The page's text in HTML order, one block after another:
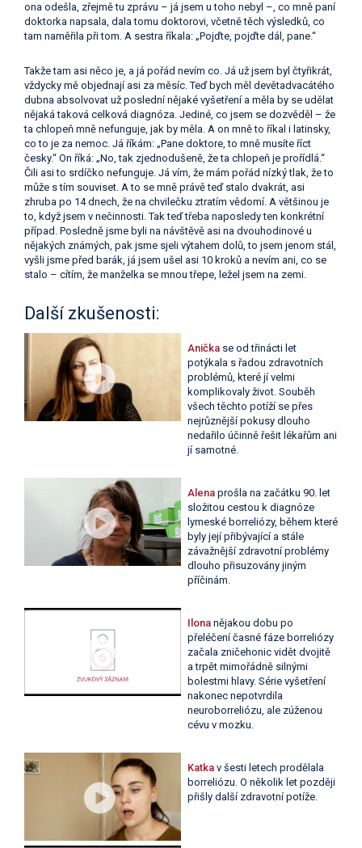
ona odešla, zřejmě tu zprávu – já jsem u toho nebyl –, co mně paní
doktorka napsala, dala tomu doktorovi, včetně těch výsledků, co
tam naměřila při tom. A sestra říkala: „Pojďte, pojďte dál, pane.“
Takže tam asi něco je, a já pořád nevím co. Já už jsem byl čtyřikrát,
vždycky mě objednají asi za měsíc. Teď bych měl devětadvacátého
dubna absolvovat už poslední nějaké vyšetření a měla by se udělat
nějaká taková celková diagnóza. Jediné, co jsem se dozvěděl – že
ta chlopeň mně nefunguje, jak by měla. A on mně to říkal i latinsky,
co to je za nemoc. Já říkám: „Pane doktore, to mně musíte říct
česky.“ On říká: „No, tak zjednodušeně, že ta chlopeň je prořídlá.“
Čili asi to srdíčko nefunguje. Já vím, že mám pořád nízký tlak, že to
může s tím souviset. A to se mně právě teď stalo dvakrát, asi
zhruba po 14 dnech, že na chvilečku ztratím vědomí. A většinou je
to, když jsem v nečinnosti. Tak teď třeba naposledy ten konkrétní
případ. Posledně jsme byli na návštěvě asi na dvouhodinové u
nějakých známých, pak jsme sjeli výtahem dolů, to jsem jenom stál,
vyšli jsme před barák, já jsem ušel asi 10 kroků a nevím ani, co se
stalo – cítím, že manželka se mnou třepe, ležel jsem na zemi.
Další zkušenosti:
Anička se od třinácti let
potýkala s řadou zdravotních
problémů, které jí velmi
komplikovaly život. Souběh
všech těchto potíží se přes
nejrůznější pokusy dlouho
nedařilo účinně řešit lékařům ani
jí samotné.
Alena prošla na začátku 90. let
složitou cestou k diagnóze
lymeské borreliózy, během které
byly její přibývající a stále
závažnější zdravotní problémy
dlouho přisuzovány jiným
příčinám.
Ilona nějakou dobu po
přeléčení časné fáze borreliózy
začala zničehonic vidět dvojitě
a trpět mimořádně silnými
bolestmi hlavy. Série vyšetření
nakonec nepotvrdila
neuroborreliózu, ale zúženou
cévu v mozku.
Katka v šesti letech prodělala
borreliózu. O několik let později
přišly další zdravotní potíže.